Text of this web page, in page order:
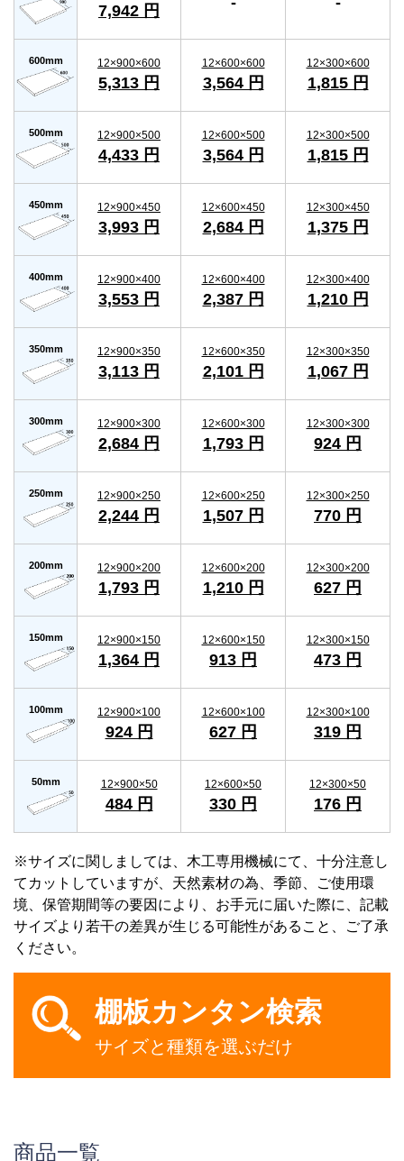
7,942 円
600mm 12×900×600
5,313 円
12×600×600
3,564 円
12×300×600
1,815 円
500mm 12×900×500
4,433 円
12×600×500
3,564 円
12×300×500
1,815 円
450mm 12×900×450
3,993 円
12×600×450
2,684 円
12×300×450
1,375 円
400mm 12×900×400
3,553 円
12×600×400
2,387 円
12×300×400
1,210 円
350mm 12×900×350
3,113 円
12×600×350
2,101 円
12×300×350
1,067 円
300mm 12×900×300
2,684 円
12×600×300
1,793 円
12×300×300
924 円
250mm 12×900×250
2,244 円
12×600×250
1,507 円
12×300×250
770 円
200mm 12×900×200
1,793 円
12×600×200
1,210 円
12×300×200
627 円
150mm 12×900×150
1,364 円
12×600×150
913 円
12×300×150
473 円
100mm 12×900×100
924 円
12×600×100
627 円
12×300×100
319 円
50mm 12×900×50
484 円
12×600×50
330 円
12×300×50
176 円
※サイズに関しましては、木工専用機械にて、十分注意し
てカットしていますが、天然素材の為、季節、ご使用環
境、保管期間等の要因により、お手元に届いた際に、記載
サイズより若干の差異が生じる可能性があること、ご了承
ください。
棚板カンタン検索
サイズと種類を選ぶだけ
商品一覧